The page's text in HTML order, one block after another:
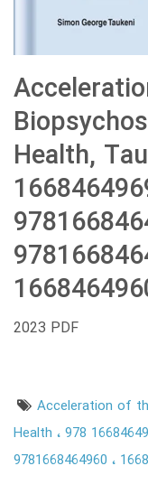
Health,
2023 PDF
Acceleration of
Health
978
9781668464960